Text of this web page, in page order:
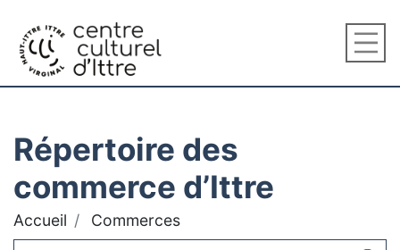
Répertoire des
commerce d’Ittre
Accueil Commerces